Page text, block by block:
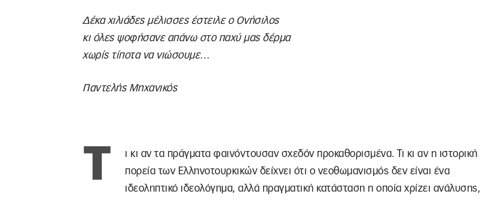
Δέκα χιλιάδες μέλισσες έστειλε ο Ονήσιλος
κι όλες ψοφήσανε απάνω στο παχύ μας δέρμα
χωρίς τίποτα να νιώσουμε…
Παντελής Μηχανικός
Τ
ι κι αν τα πράγματα φαινόντουσαν σχεδόν προκαθορισμένα. Τι κι αν η ιστορική
πορεία των Ελληνοτουρκικών δείχνει ότι ο νεοθωμανισμός δεν είναι ένα
ιδεοληπτικό ιδεολόγημα, αλλά πραγματική κατάσταση η οποία χρίζει ανάλυσης,